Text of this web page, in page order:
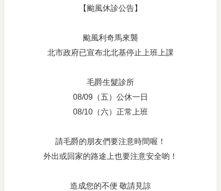
【颱風休診公告】
颱風利奇馬來襲
北市政府已宣布北北基停止上班上課
毛爵生髮診所
08/09（五）公休一日
08/10（六）正常上班
請毛爵的朋友們要注意時間喔！
外出或回家的路途上也要注意安全喲！
造成您的不便 敬請見諒